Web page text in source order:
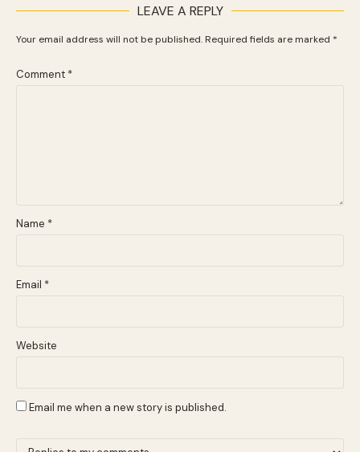
LEAVE A REPLY
Your email address will not be published. Required fields are marked *
Comment *
Name *
Email *
Website
Email me when a new story is published.